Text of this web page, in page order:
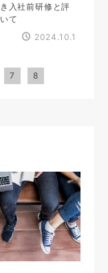
入社前研修と評
て
2024.10.1
7 8